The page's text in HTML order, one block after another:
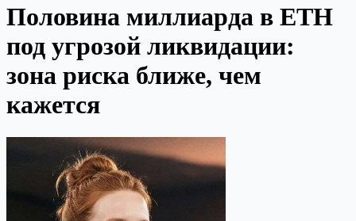
Половина миллиарда в ETH
под угрозой ликвидации:
зона риска ближе, чем
кажется